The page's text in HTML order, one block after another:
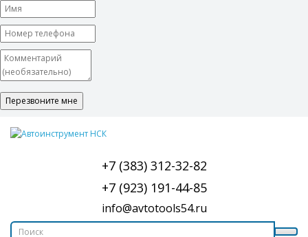
+7 (383) 312-32-82
+7 (923) 191-44-85
info@avtotools54.ru